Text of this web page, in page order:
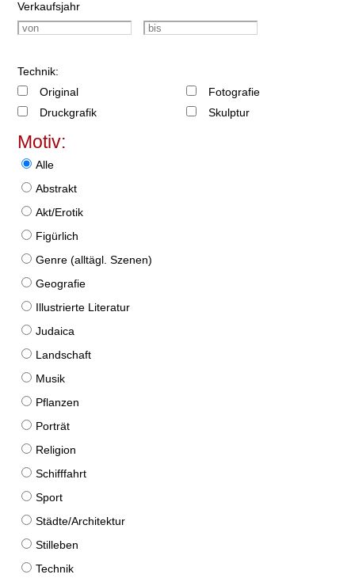
Verkaufsjahr
Technik:
Original
Druckgrafik
Fotografie
Skulptur
Motiv:
Alle
Abstrakt
Akt/Erotik
Figürlich
Genre (alltägl. Szenen)
Geografie
Illustrierte Literatur
Judaica
Landschaft
Musik
Pflanzen
Porträt
Religion
Schifffahrt
Sport
Städte/Architektur
Stilleben
Technik